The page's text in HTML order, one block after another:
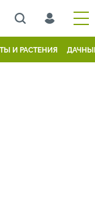
И РАСТЕНИЯ